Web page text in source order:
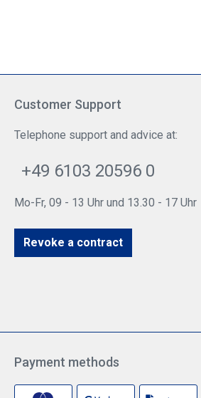
Customer Support
Telephone support and advice at:
+49 6103 20596 0
Mo-Fr, 09 - 13 Uhr und 13.30 - 17 Uhr
Revoke a contract
Payment methods